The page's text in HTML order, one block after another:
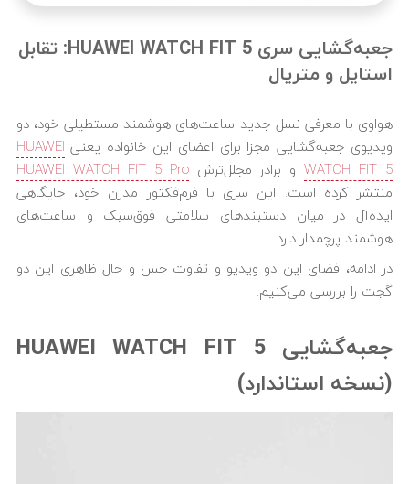
جعبه‌گشایی سری HUAWEI WATCH FIT 5: تقابل
استایل و متریال
هواوی با معرفی نسل جدید ساعت‌های هوشمند مستطیلی خود، دو
ویدیوی جعبه‌گشایی مجزا برای اعضای این خانواده یعنی HUAWEI
WATCH FIT 5و برادر مجلل‌ترشHUAWEI WATCH FIT 5 Pro
منتشر کرده است. این سری با فرم‌فکتور مدرن خود، جایگاهی
ایده‌آل در میان دستبندهای سلامتی فوق‌سبک و ساعت‌های
هوشمند پرچمدار دارد.
در ادامه، فضای این دو ویدیو و تفاوت حس و حال ظاهری این دو
گجت را بررسی می‌کنیم.
جعبه‌گشایی HUAWEI WATCH FIT 5
(نسخه استاندارد)